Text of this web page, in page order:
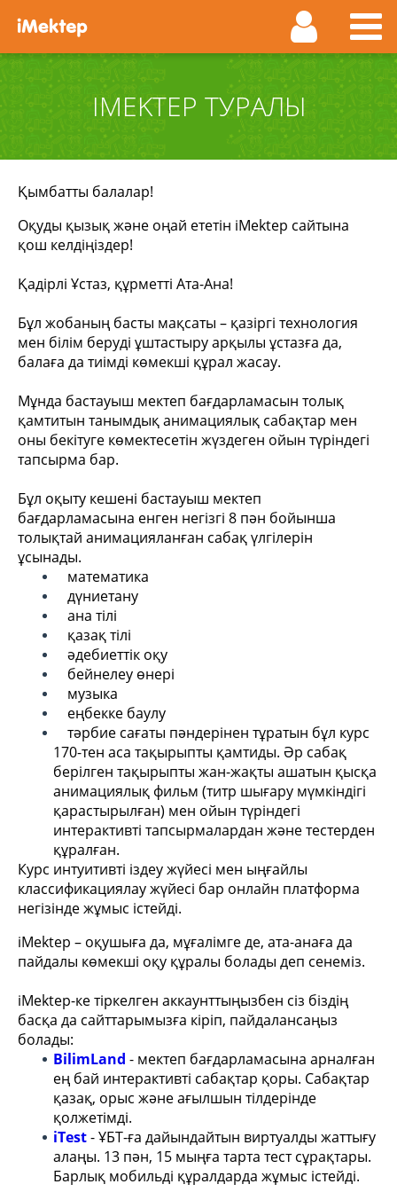
IMEKTEP ТУРАЛЫ
Қымбатты балалар!
Оқуды қызық және оңай ететін iMektep сайтына
қош келдіңіздер!
Қадірлі Ұстаз, құрметті Ата-Ана!
Бұл жобаның басты мақсаты – қазіргі технология
мен білім беруді ұштастыру арқылы ұстазға да,
балаға да тиімді көмекші құрал жасау.
Мұнда бастауыш мектеп бағдарламасын толық
қамтитын танымдық анимациялық сабақтар мен
оны бекітуге көмектесетін жүздеген ойын түріндегі
тапсырма бар.
Бұл оқыту кешені бастауыш мектеп
бағдарламасына енген негізгі 8 пән бойынша
толықтай анимацияланған сабақ үлгілерін
ұсынады.
математика
дүниетану
ана тілі
қазақ тілі
әдебиеттік оқу
бейнелеу өнері
музыка
еңбекке баулу
тәрбие сағаты пәндерінен тұратын бұл курс
170-тен аса тақырыпты қамтиды. Әр сабақ
берілген тақырыпты жан-жақты ашатын қысқа
анимациялық фильм (титр шығару мүмкіндігі
қарастырылған) мен ойын түріндегі
интерактивті тапсырмалардан және тестерден
құралған.
Курс интуитивті іздеу жүйесі мен ыңғайлы
классификациялау жүйесі бар онлайн платформа
негізінде жұмыс істейді.
iMektep – оқушыға да, мұғалімге де, ата-анаға да
пайдалы көмекші оқу құралы болады деп сенеміз.
iMektep-ке тіркелген аккаунттыңызбен сіз біздің
басқа да сайттарымызға кіріп, пайдалансаңыз
болады:
BilimLand - мектеп бағдарламасына арналған
ең бай интерактивті сабақтар қоры. Сабақтар
қазақ, орыс және ағылшын тілдерінде
қолжетімді.
iTest- ҰБТ-ға дайындайтын виртуалды жаттығу
алаңы. 13 пән, 15 мыңға тарта тест сұрақтары.
Барлық мобильді құралдарда жұмыс істейді.